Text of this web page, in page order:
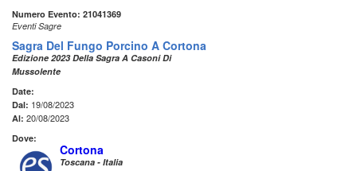
Numero Evento: 21041369
Eventi Sagre
Sagra Del Fungo Porcino A Cortona
Edizione 2023 Della Sagra A Casoni Di
Mussolente
Date:
Dal: 19/08/2023
Al: 20/08/2023
Dove:
Cortona
Toscana - Italia